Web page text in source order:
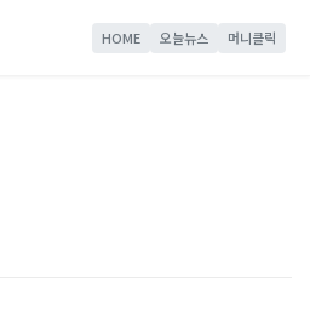
HOME 오늘뉴스 머니클릭